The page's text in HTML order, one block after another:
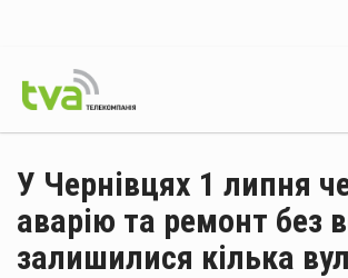
У Чернівцях 1 липня
аварію та ремонт без
залишилися кілька